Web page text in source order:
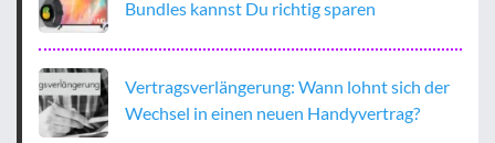
Bundles kannst Du richtig sparen
Vertragsverlängerung: Wann lohnt sich der
Wechsel in einen neuen Handyvertrag?